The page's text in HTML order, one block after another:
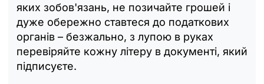
яких зобов'язань, не позичайте грошей і
дуже обережно ставтеся до податкових
органів – безжально, з лупою в руках
перевіряйте кожну літеру в документі, який
підписуєте.